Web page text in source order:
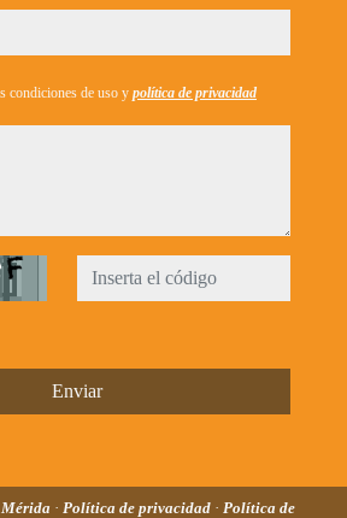
condiciones de uso y política de privacidad
Enviar
· Política de privacidad · Política de